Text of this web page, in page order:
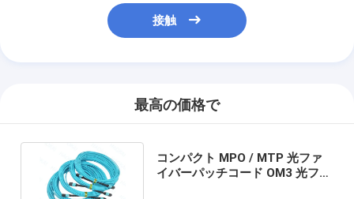
接触
最高の価格で
コンパクト MPO / MTP 光ファ
イバーパッチコード OM3 光ファ